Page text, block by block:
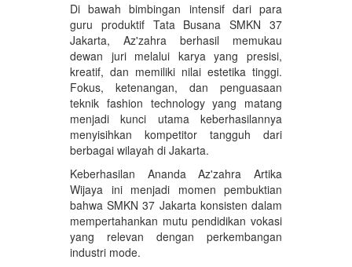
Di bawah bimbingan intensif dari para
guru produktif Tata Busana SMKN 37
Jakarta, Az'zahra berhasil memukau
dewan juri melalui karya yang presisi,
kreatif, dan memiliki nilai estetika tinggi.
Fokus, ketenangan, dan penguasaan
teknik fashion technology yang matang
menjadi kunci utama keberhasilannya
menyisihkan kompetitor tangguh dari
berbagai wilayah di Jakarta.
Keberhasilan Ananda Az'zahra Artika
Wijaya ini menjadi momen pembuktian
bahwa SMKN 37 Jakarta konsisten dalam
mempertahankan mutu pendidikan vokasi
yang relevan dengan perkembangan
industri mode.